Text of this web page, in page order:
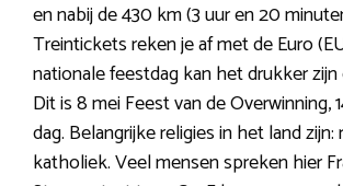
en nabij de 430 km (3 uur en 20
Treintickets reken je af met de Euro
nationale feestdag kan het drukker
Dit is 8 mei Feest van de Overwinning,
dag. Belangrijke religies in het land
katholiek. Veel mensen spreken hier